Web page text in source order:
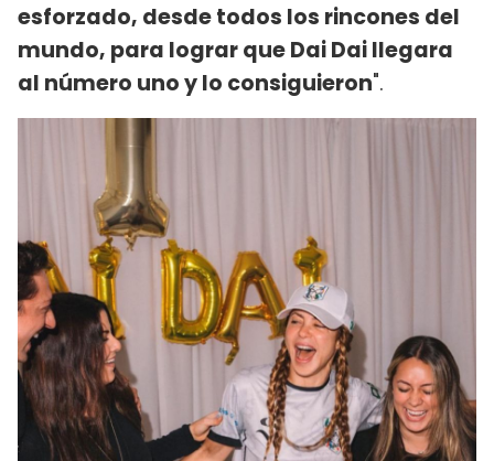
esforzado, desde todos los rincones del
mundo, para lograr que Dai Dai llegara
al número uno y lo consiguieron".